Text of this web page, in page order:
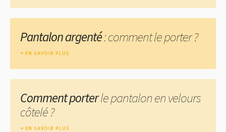
Pantalon argenté: comment le porter ?
EN SAVOIR PLUS
Comment porterle pantalon en velours
côtelé ?
EN SAVOIR PLUS